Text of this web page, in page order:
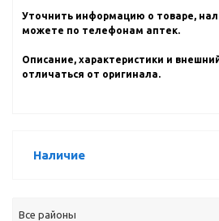
Уточнить информацию о товаре,
можете по телефонам аптек.
Описание, характеристики и
отличаться от оригинала.
Наличие
Все районы